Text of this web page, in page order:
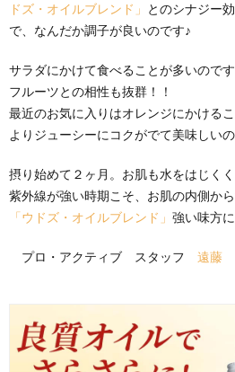
ドズ・オイルブレンド」 とのシナジー
で、なんだか調子が良いのです♪
サラダにかけて食べることが多いので
フルーツとの相性も抜群！！
最近のお気に入りはオレンジにかけるこ
よりジューシーにコクがでて美味しい
摂り始めて２ヶ月。お肌も水をはじく
紫外線が強い時期こそ、お肌の内側から
「ウドズ・オイルブレンド」 強い味方
プロ・アクティブ スタッフ 遠藤